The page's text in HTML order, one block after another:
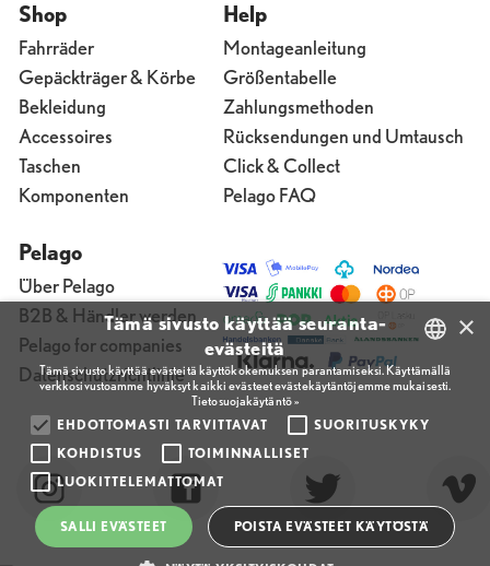
Shop
Fahrräder
Gepäckträger & Körbe
Bekleidung
Accessoires
Taschen
Komponenten
Help
Montageanleitung
Größentabelle
Zahlungsmethoden
Rücksendungen und Umtausch
Click & Collect
Pelago FAQ
Pelago
Über Pelago
B2B & Händler werden
Pelago for companies
Datenschutzrichtlinie
FINNISH
ENGLISH
×
Tämä sivusto käyttää seuranta-
evästeitä
Tämä sivusto käyttää evästeitä käyttökokemuksen parantamiseksi. Käyttämällä
verkkosivustoamme hyväksyt kaikki evästeet evästekäytäntöjemme mukaisesti.
Tietosuojakäytäntö »
EHDOTTOMASTI TARVITTAVAT
SUORITUSKYKY
KOHDISTUS
TOIMINNALLISET
LUOKITTELEMATTOMAT
SALLI EVÄSTEET POISTA EVÄSTEET KÄYTÖSTÄ